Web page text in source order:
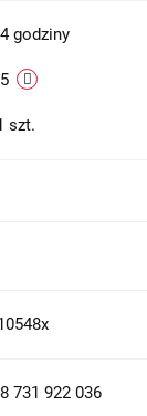
godziny
szt.
731 922 036